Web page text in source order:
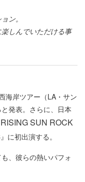
ン。
しんでいただける事
海岸ツアー（LA・サン
発表。さらに、日本
RISING SUN ROCK
に初出演する。
、彼らの熱いパフォ